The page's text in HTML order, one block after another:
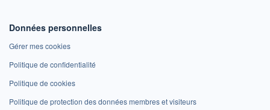
Données personnelles
Gérer mes cookies
Politique de confidentialité
Politique de cookies
Politique de protection des données membres et visiteurs